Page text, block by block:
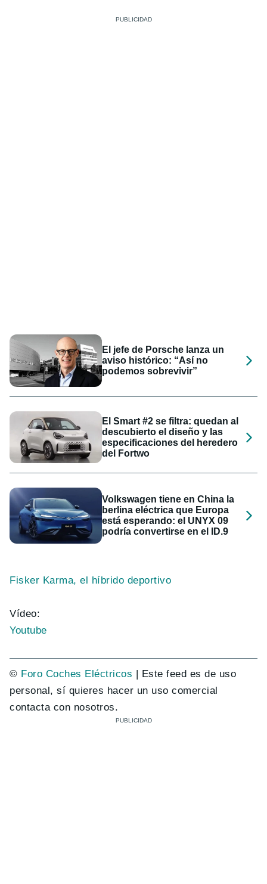
El jefe de Porsche lanza un
aviso histórico: “Así no
podemos sobrevivir”
El Smart #2 se filtra: quedan al
descubierto el diseño y las
especificaciones del heredero
del Fortwo
Volkswagen tiene en China la
berlina eléctrica que Europa
está esperando: el UNYX 09
podría convertirse en el ID.9
Fisker Karma, el híbrido deportivo
Vídeo:
Youtube
© Foro Coches Eléctricos | Este feed es de uso
personal, sí quieres hacer un uso comercial
contacta con nosotros.